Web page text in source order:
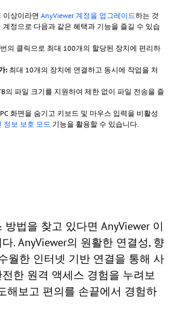
이상이라면 AnyViewer 계정을 업그레이드하는 것
정으로 다음과 같은 혜택과 기능을 즐길 수 있습
의 클릭으로 최대 100개의 할당된 장치에 편리하
: 최대 10개의 장치에 연결하고 동시에 작업을 처
의 파일 크기를 지원하여 제한 없이 파일 전송을 즐
화면을 숨기고 키보드 및 마우스 입력을 비활성
정보 보호 모드 기능을 활용할 수 있습니다.
법을 찾고 있다면 AnyViewer 이
. AnyViewer의 원활한 연결성, 향
월한 인터넷 기반 연결을 통해 사
한 원격 액세스 경험을 누려보
해보고 편의를 손끝에서 경험하